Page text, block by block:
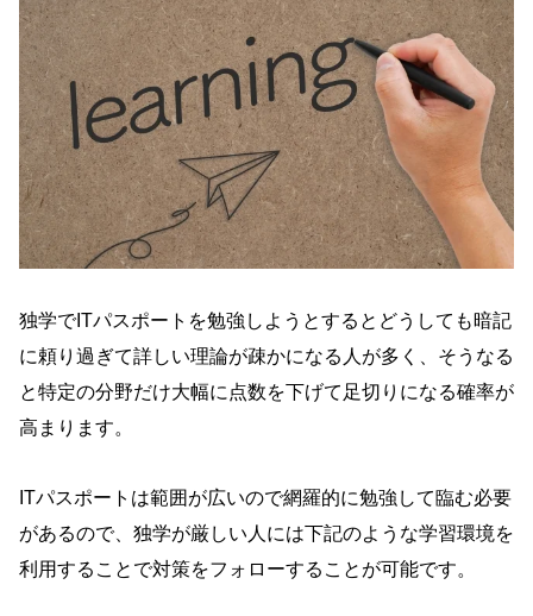
独学でITパスポートを勉強しようとするとどうしても暗記
に頼り過ぎて詳しい理論が疎かになる人が多く、そうなる
と特定の分野だけ大幅に点数を下げて足切りになる確率が
高まります。
ITパスポートは範囲が広いので網羅的に勉強して臨む必要
があるので、独学が厳しい人には下記のような学習環境を
利用することで対策をフォローすることが可能です。